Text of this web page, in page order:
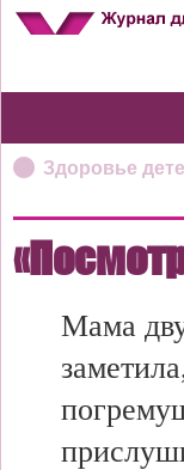
Здоровье
Мама